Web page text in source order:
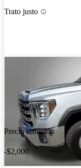
Trato justo
Precio reducido
-$2,000